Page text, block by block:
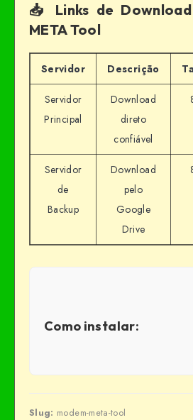
📥 Links de
META Tool
Servidor Descrição
Servidor
Principal
Download
direto
confiável
Servidor
de
Backup
Download
pelo
Google
Drive
Como instalar:
Slug: modem-meta-tool